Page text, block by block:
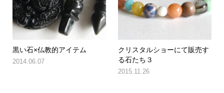
黒い石×仏教的アイテム
2014.06.07
クリスタルショーにて販売す
る石たち３
2015.11.26